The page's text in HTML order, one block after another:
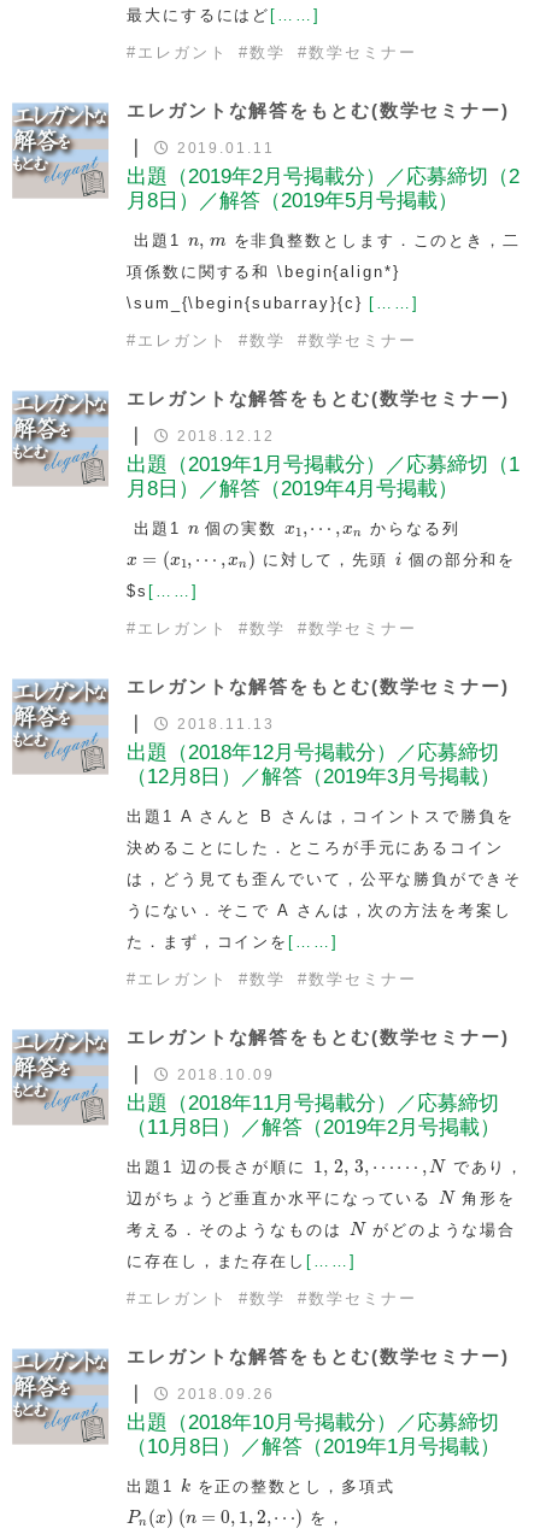
最大にするにはど [……]
# エレガント #数学 #数学セミナー
エレガントな解答をもとむ(数学セミナー)
2019.01.11
出題（2019年2月号掲載分）／応募締切（2
月8日）／解答（2019年5月号掲載）
出題1 n, m
n, m
を非負整数とします．このとき，二
項係数に関する和 \begin{align*}
\sum_{\begin{subarray}{c} [……]
# エレガント #数学 #数学セミナー
エレガントな解答をもとむ(数学セミナー)
2018.12.12
出題（2019年1月号掲載分）／応募締切（1
月8日）／解答（2019年4月号掲載）
出題1 n
n個の実数 x1,⋯ ,xn
x1 ⋯ , n からなる列
x = (x1, ⋯ ,xn )
1 に対して，先頭 i個の部分和を
$s [……]
# エレガント #数学 #数学セミナー
エレガントな解答をもとむ(数学セミナー)
2018.11.13
出題（2018年12月号掲載分）／応募締切
（12月8日）／解答（2019年3月号掲載）
出題1 A さんと B さんは，コイントスで勝負を
決めることにした．ところが手元にあるコイン
は，どう見ても歪んでいて，公平な勝負ができそ
うにない．そこで A さんは，次の方法を考案し
た．まず，コインを [……]
# エレガント #数学 #数学セミナー
エレガントな解答をもとむ(数学セミナー)
2018.10.09
出題（2018年11月号掲載分）／応募締切
（11月8日）／解答（2019年2月号掲載）
出題1 辺の長さが順に 1, 2, 3, ⋯ ⋯ , N
1 2,3 ,⋯
であり，
辺がちょうど垂直か水平になっている
N
N角形を
考える．そのようなものは
N
Nがどのような場合
に存在し，また存在し [……]
# エレガント #数学 #数学セミナー
エレガントな解答をもとむ(数学セミナー)
2018.09.26
出題（2018年10月号掲載分）／応募締切
（10月8日）／解答（2019年1月号掲載）
出題1 k
kを正の整数とし，多項式
Pn (x) (n = 0, 1,2,⋯)
Pn ( ) n 1, , ⋯) を，